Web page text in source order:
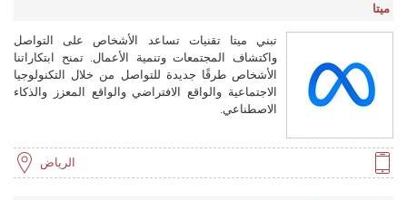
ميتا
تبني ميتا تقنيات تساعد الأشخاص على التواصل
واكتشاف المجتمعات وتنمية الأعمال. تمنح ابتكاراتنا
الأشخاص طرقًا جديدة للتواصل من خلال التكنولوجيا
الاجتماعية والواقع الافتراضي والواقع المعزز والذكاء
الاصطناعي.
الرياض